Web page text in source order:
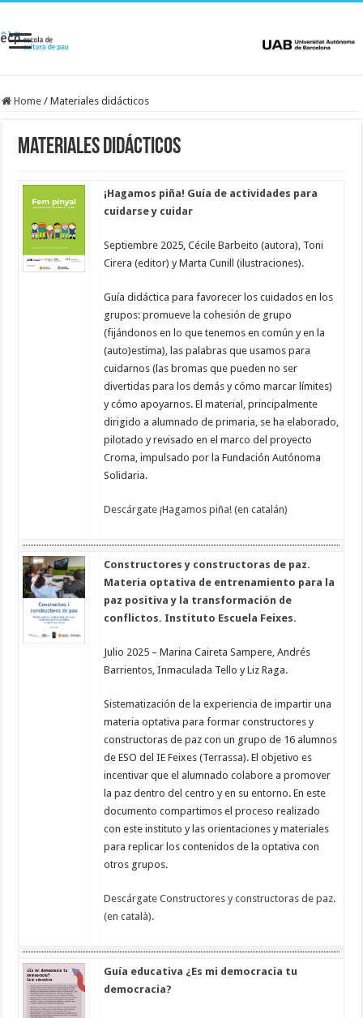
Home / Materiales didácticos
Materiales didácticos
¡Hagamos piña! Guía de actividades para
cuidarse y cuidar
Septiembre 2025, Cécile Barbeito (autora), Toni
Cirera (editor) y Marta Cunill (ilustraciones).
Guía didáctica para favorecer los cuidados en los
grupos: promueve la cohesión de grupo
(fijándonos en lo que tenemos en común y en la
(auto)estima), las palabras que usamos para
cuidarnos (las bromas que pueden no ser
divertidas para los demás y cómo marcar límites)
y cómo apoyarnos. El material, principalmente
dirigido a alumnado de primaria, se ha elaborado,
pilotado y revisado en el marco del proyecto
Croma, impulsado por la Fundación Autónoma
Solidaria.
Descárgate ¡Hagamos piña! (en catalán)
Constructores y constructoras de paz.
Materia optativa de entrenamiento para la
paz positiva y la transformación de
conflictos. Instituto Escuela Feixes.
Julio 2025 – Marina Caireta Sampere, Andrés
Barrientos, Inmaculada Tello y Liz Raga.
Sistematización de la experiencia de impartir una
materia optativa para formar constructores y
constructoras de paz con un grupo de 16 alumnos
de ESO del IE Feixes (Terrassa). El objetivo es
incentivar que el alumnado colabore a promover
la paz dentro del centro y en su entorno. En este
documento compartimos el proceso realizado
con este instituto y las orientaciones y materiales
para replicar los contenidos de la optativa con
otros grupos.
Descárgate Constructores y constructoras de paz.
(en català).
Guía educativa ¿Es mi democracia tu
democracia?